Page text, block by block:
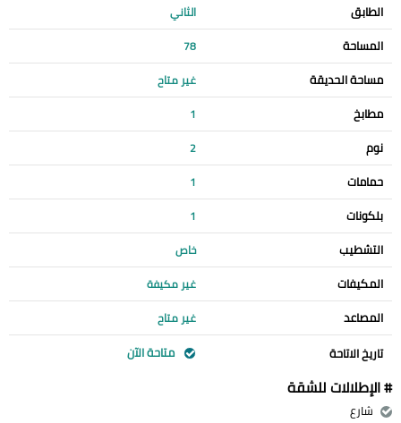
الطابق الثاني
المساحة 78
مساحة الحديقة غير متاح
مطابخ 1
نوم 2
حمامات 1
بلكونات 1
التشطيب خاص
المكيفات غير مكيفة
المصاعد غير متاح
تاريخ الاتاحة متاحة الآن
# الإطلالات للشقة
شارع